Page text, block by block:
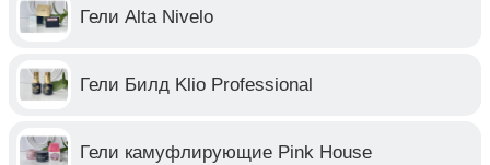
Гели Alta Nivelo
Гели Билд Klio Professional
Гели камуфлирующие Pink House